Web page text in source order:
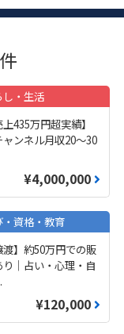
し・生活
上435万円超実績】
ンネル月収20～30
¥4,000,000
・資格・教育
渡】約50万円での販
｜占い・心理・自
¥120,000